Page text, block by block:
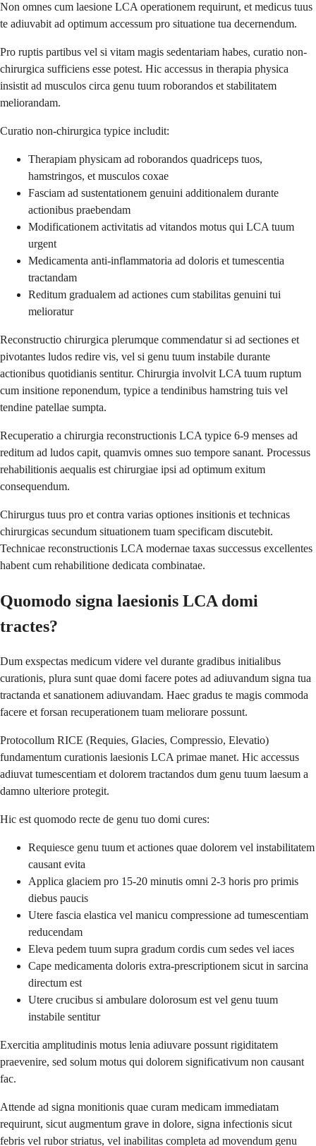
Non omnes cum laesione LCA operationem requirunt, et medicus tuus
te adiuvabit ad optimum accessum pro situatione tua decernendum.
Pro ruptis partibus vel si vitam magis sedentariam habes, curatio non-
chirurgica sufficiens esse potest. Hic accessus in therapia physica
insistit ad musculos circa genu tuum roborandos et stabilitatem
meliorandam.
Curatio non-chirurgica typice includit:
Therapiam physicam ad roborandos quadriceps tuos,
hamstringos, et musculos coxae
Fasciam ad sustentationem genuini additionalem durante
actionibus praebendam
Modificationem activitatis ad vitandos motus qui LCA tuum
urgent
Medicamenta anti-inflammatoria ad doloris et tumescentia
tractandam
Reditum gradualem ad actiones cum stabilitas genuini tui
melioratur
Reconstructio chirurgica plerumque commendatur si ad sectiones et
pivotantes ludos redire vis, vel si genu tuum instabile durante
actionibus quotidianis sentitur. Chirurgia involvit LCA tuum ruptum
cum insitione reponendum, typice a tendinibus hamstring tuis vel
tendine patellae sumpta.
Recuperatio a chirurgia reconstructionis LCA typice 6-9 menses ad
reditum ad ludos capit, quamvis omnes suo tempore sanant. Processus
rehabilitionis aequalis est chirurgiae ipsi ad optimum exitum
consequendum.
Chirurgus tuus pro et contra varias optiones insitionis et technicas
chirurgicas secundum situationem tuam specificam discutebit.
Technicae reconstructionis LCA modernae taxas successus excellentes
habent cum rehabilitione dedicata combinatae.
Quomodo signa laesionis LCA domi
tractes?
Dum exspectas medicum videre vel durante gradibus initialibus
curationis, plura sunt quae domi facere potes ad adiuvandum signa tua
tractanda et sanationem adiuvandam. Haec gradus te magis commoda
facere et forsan recuperationem tuam meliorare possunt.
Protocollum RICE (Requies, Glacies, Compressio, Elevatio)
fundamentum curationis laesionis LCA primae manet. Hic accessus
adiuvat tumescentiam et dolorem tractandos dum genu tuum laesum a
damno ulteriore protegit.
Hic est quomodo recte de genu tuo domi cures:
Requiesce genu tuum et actiones quae dolorem vel instabilitatem
causant evita
Applica glaciem pro 15-20 minutis omni 2-3 horis pro primis
diebus paucis
Utere fascia elastica vel manicu compressione ad tumescentiam
reducendam
Eleva pedem tuum supra gradum cordis cum sedes vel iaces
Cape medicamenta doloris extra-prescriptionem sicut in sarcina
directum est
Utere crucibus si ambulare dolorosum est vel genu tuum
instabile sentitur
Exercitia amplitudinis motus lenia adiuvare possunt rigiditatem
praevenire, sed solum motus qui dolorem significativum non causant
fac.
Attende ad signa monitionis quae curam medicam immediatam
requirunt, sicut augmentum grave in dolore, signa infectionis sicut
febris vel rubor striatus, vel inabilitas completa ad movendum genu